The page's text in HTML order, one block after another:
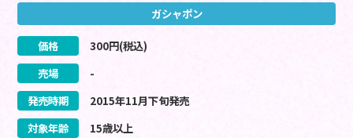
ガシャポン
価格 300円(税込)
売場
-
発売時期
2015年11月下旬発売
対象年齢
15歳以上